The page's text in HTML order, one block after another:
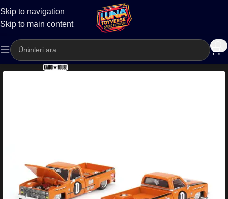
Skip to navigation
Skip to main content
Kargo